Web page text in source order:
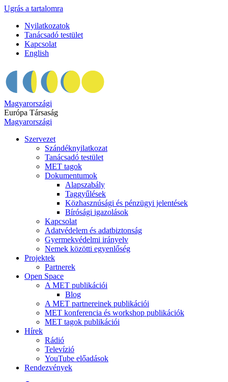
Ugrás a tartalomra
Nyilatkozatok
Tanácsadó testület
Kapcsolat
English
Magyarországi
Európa Társaság
Magyarországi
Szervezet
Szándéknyilatkozat
Tanácsadó testület
MET tagok
Dokumentumok
Alapszabály
Taggyűlések
Közhasznúsági és pénzügyi jelentések
Bírósági igazolások
Kapcsolat
Adatvédelem és adatbiztonság
Gyermekvédelmi irányelv
Nemek közötti egyenlőség
Projektek
Partnerek
Open Space
A MET publikációi
Blog
A MET partnereinek publikációi
MET konferencia és workshop publikációk
MET tagok publikációi
Hírek
Rádió
Televízió
YouTube előadások
Rendezvények